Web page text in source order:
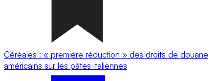
Céréales : « première réduction » des droits de douane
américains sur les pâtes italiennes